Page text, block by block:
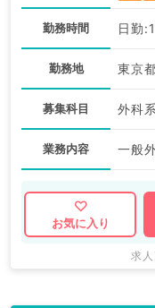
勤務時間 日勤
勤務地 東京
募集科目
業務内容
お気に入り
求